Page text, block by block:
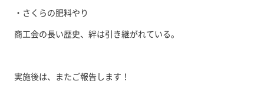
・さくらの肥料やり
商工会の長い歴史、絆は引き継がれている。
実施後は、またご報告します！